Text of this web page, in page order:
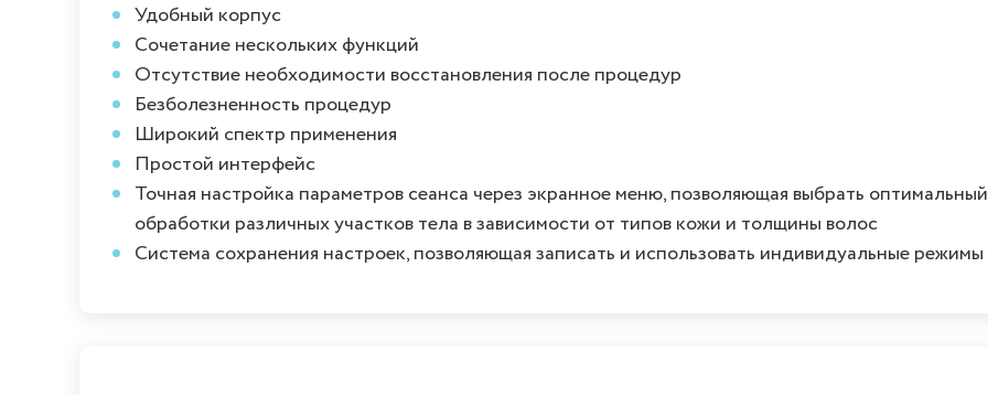
Удобный корпус
Сочетание нескольких функций
Отсутствие необходимости восстановления после процедур
Безболезненность процедур
Широкий спектр применения
Простой интерфейс
Точная настройка параметров сеанса через экранное меню, позволяющая выбрать
обработки различных участков тела в зависимости от типов кожи и толщины волос
Система сохранения настроек, позволяющая записать и использовать индивидуальные